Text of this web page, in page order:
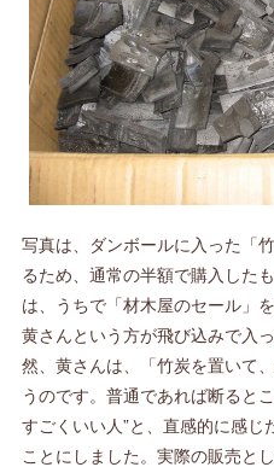
写真は、ダンボールに入った「
るため、通常の半額で購入した
は、うちで「材木屋のセール」
黄さんという方が飛び込みで入
然、黄さんは、「竹炭を置いて
うのです。普通であれば断ると
すごくいい人”と、直感的に感
ことにしました。実際の販売と